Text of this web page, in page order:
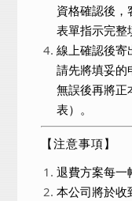
資格確認後，
表單指示完整
線上確認後寄
請先將填妥的
無誤後再將正
表）。
【注意事項】
退費方案每一
本公司將於收